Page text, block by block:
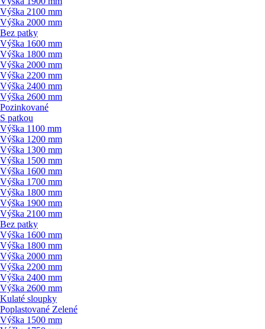
Výška 2100 mm
Výška 2000 mm
Bez patky
Výška 1600 mm
Výška 1800 mm
Výška 2000 mm
Výška 2200 mm
Výška 2400 mm
Výška 2600 mm
Pozinkované
S patkou
Výška 1100 mm
Výška 1200 mm
Výška 1300 mm
Výška 1500 mm
Výška 1600 mm
Výška 1700 mm
Výška 1800 mm
Výška 1900 mm
Výška 2100 mm
Bez patky
Výška 1600 mm
Výška 1800 mm
Výška 2000 mm
Výška 2200 mm
Výška 2400 mm
Výška 2600 mm
Kulaté sloupky
Poplastované Zelené
Výška 1500 mm